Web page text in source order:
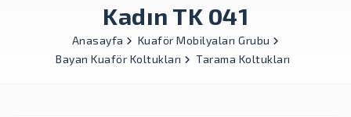
Kadın TK 041
Anasayfa
Kuaför Mobilyaları Grubu
Bayan Kuaför Koltukları
Tarama Koltukları